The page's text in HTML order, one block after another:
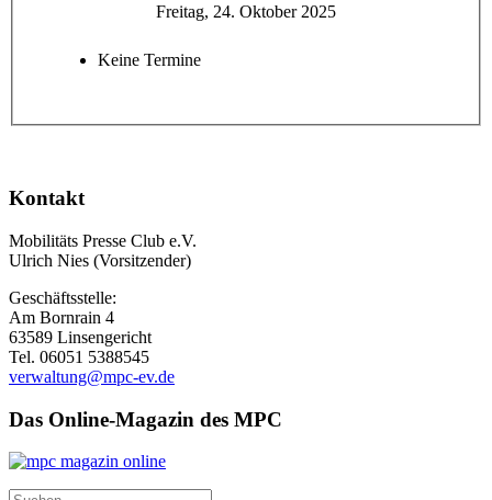
Freitag, 24. Oktober 2025
Keine Termine
Kontakt
Mobilitäts Presse Club e.V.
Ulrich Nies (Vorsitzender)
Geschäftsstelle:
Am Bornrain 4
63589 Linsengericht
Tel. 06051 5388545
verwaltung@mpc-ev.de
Das Online-Magazin des MPC